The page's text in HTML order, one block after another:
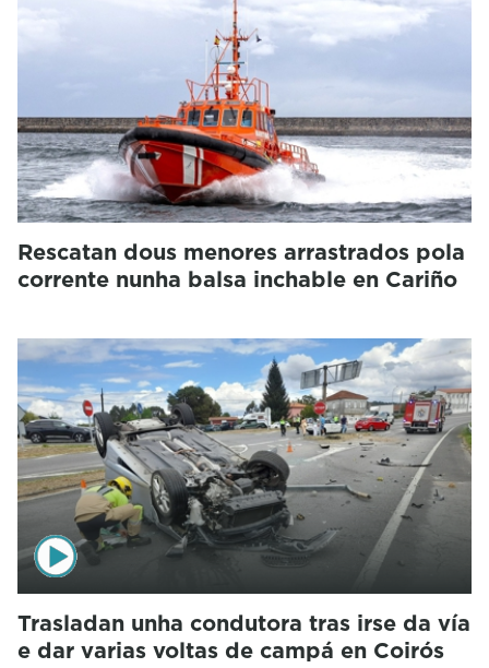
Rescatan dous menores arrastrados pola
corrente nunha balsa inchable en Cariño
Trasladan unha condutora tras irse da vía
e dar varias voltas de campá en Coirós